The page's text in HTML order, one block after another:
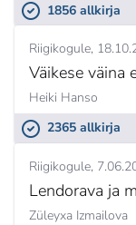
1856 allkirja
Riigikogule
Väikese väina
Heiki Hanso
2365 allkirja
Riigikogule
Lendorava ja
Züleyxa Izmailova